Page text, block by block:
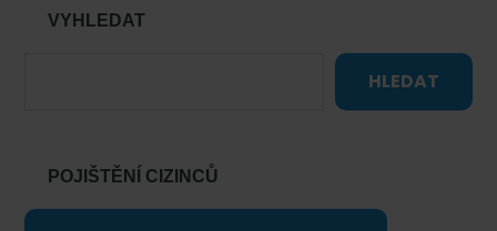
VYHLEDAT
HLEDAT
POJIŠTĚNÍ CIZINCŮ